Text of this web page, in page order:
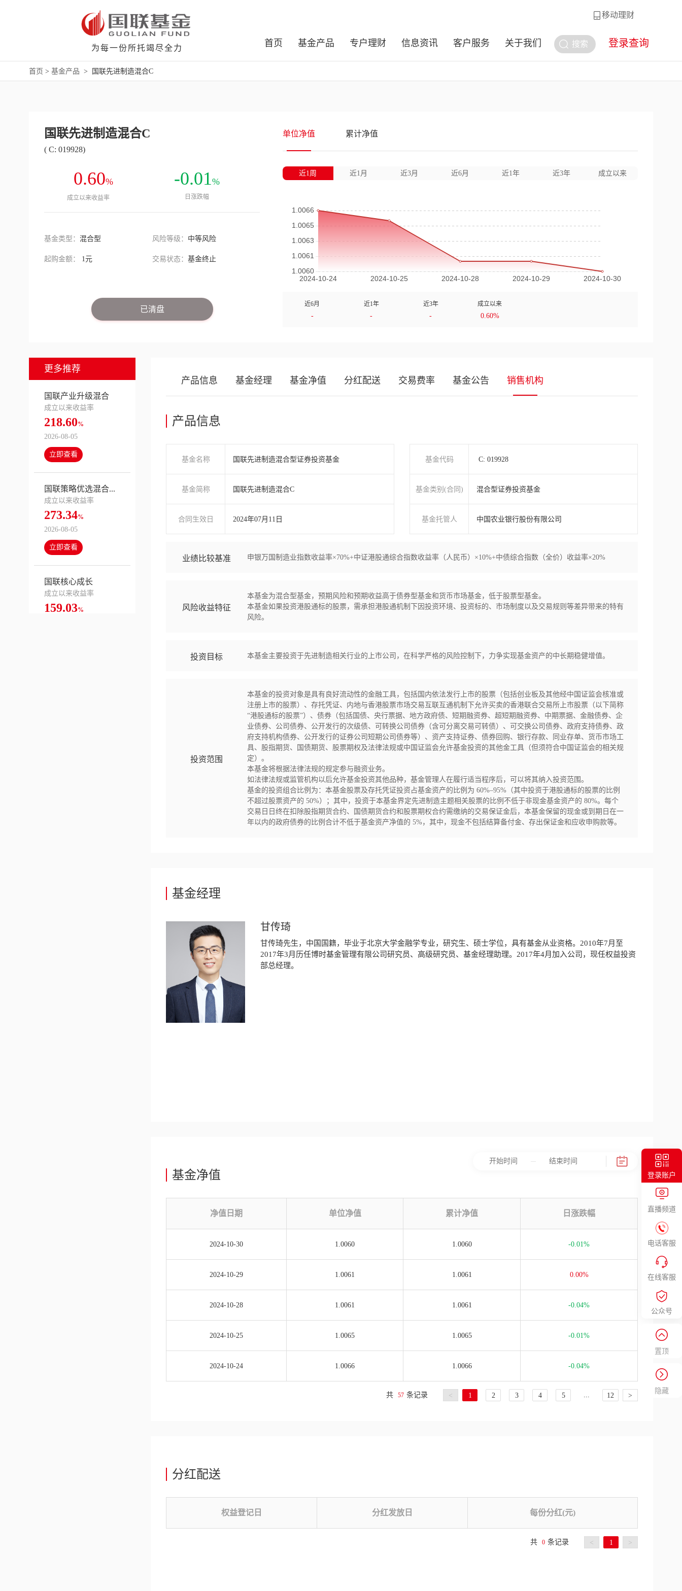
登录账户
直播频道
电话客服
在线客服
公众号
置顶
隐藏
移动理财
为每一份所托竭尽全力 搜索 登录查询
首页 基金产品 专户理财 信息资讯 客户服务 关于我们
首页 > 基金产品 > 国联先进制造混合C
国联先进制造混合C
( C: 019928)
0.60%
成立以来收益率
-0.01%
日涨跌幅
基金类型： 混合型 风险等级： 中等风险
起购金额： 1元 交易状态： 基金终止
已清盘
单位净值 累计净值
近1周 近1月 近3月 近6月 近1年 近3年 成立以来
近6月
-
近1年
-
近3年
-
成立以来
0.60%
更多推荐
国联产业升级混合
成立以来收益率
218.60%
2026-08-05
立即查看
国联策略优选混合...
成立以来收益率
273.34%
2026-08-05
立即查看
国联核心成长
成立以来收益率
159.03%
产品信息 基金经理 基金净值 分红配送 交易费率 基金公告 销售机构
产品信息
基金名称 国联先进制造混合型证券投资基金
基金简称 国联先进制造混合C
合同生效日 2024年07月11日
基金代码 C: 019928
基金类别(合同) 混合型证券投资基金
基金托管人 中国农业银行股份有限公司
业绩比较基准 申银万国制造业指数收益率×70%+中证港股通综合指数收益率（人民币）×10%+中债综合指数（全价）收益率×20%
风险收益特征
本基金为混合型基金，预期风险和预期收益高于债券型基金和货币市场基金，低于股票型基金。
本基金如果投资港股通标的股票，需承担港股通机制下因投资环境、投资标的、市场制度以及交易规则等差异带来的特有
风险。
投资目标 本基金主要投资于先进制造相关行业的上市公司，在科学严格的风险控制下，力争实现基金资产的中长期稳健增值。
投资范围
本基金的投资对象是具有良好流动性的金融工具，包括国内依法发行上市的股票（包括创业板及其他经中国证监会核准或
注册上市的股票）、存托凭证、内地与香港股票市场交易互联互通机制下允许买卖的香港联合交易所上市股票（以下简称
“港股通标的股票”）、债券（包括国债、央行票据、地方政府债、短期融资券、超短期融资券、中期票据、金融债券、企
业债券、公司债券、公开发行的次级债、可转换公司债券（含可分离交易可转债）、可交换公司债券、政府支持债券、政
府支持机构债券、公开发行的证券公司短期公司债券等）、资产支持证券、债券回购、银行存款、同业存单、货币市场工
具、股指期货、国债期货、股票期权及法律法规或中国证监会允许基金投资的其他金工具（但须符合中国证监会的相关规
定）。
本基金将根据法律法规的规定参与融资业务。
如法律法规或监管机构以后允许基金投资其他品种，基金管理人在履行适当程序后，可以将其纳入投资范围。
基金的投资组合比例为：本基金股票及存托凭证投资占基金资产的比例为 60%–95%（其中投资于港股通标的股票的比例
不超过股票资产的 50%）；其中，投资于本基金界定先进制造主题相关股票的比例不低于非现金基金资产的 80%。每个
交易日日终在扣除股指期货合约、国债期货合约和股票期权合约需缴纳的交易保证金后，本基金保留的现金或到期日在一
年以内的政府债券的比例合计不低于基金资产净值的 5%，其中，现金不包括结算备付金、存出保证金和应收申购款等。
基金经理
甘传琦
甘传琦先生，中国国籍，毕业于北京大学金融学专业，研究生、硕士学位，具有基金从业资格。2010年7月至
2017年3月历任博时基金管理有限公司研究员、高级研究员、基金经理助理。2017年4月加入公司，现任权益投资
部总经理。
基金净值
净值日期 单位净值 累计净值 日涨跌幅
2024-10-30 1.0060 1.0060 -0.01%
2024-10-29 1.0061 1.0061 0.00%
2024-10-28 1.0061 1.0061 -0.04%
2024-10-25 1.0065 1.0065 -0.01%
2024-10-24 1.0066 1.0066 -0.04%
共 57 条记录 < 1 2 3 4 5 ... 12 >
分红配送
权益登记日 分红发放日 每份分红(元)
共 0 条记录 < 1 >